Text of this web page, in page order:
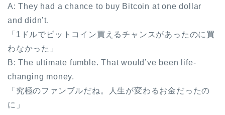
A: They had a chance to buy Bitcoin at one dollar
and didn’t.
「1ドルでビットコイン買えるチャンスがあったのに買
わなかった」
B: The ultimate fumble. That would’ve been life-
changing money.
「究極のファンブルだね。人生が変わるお金だったの
に」